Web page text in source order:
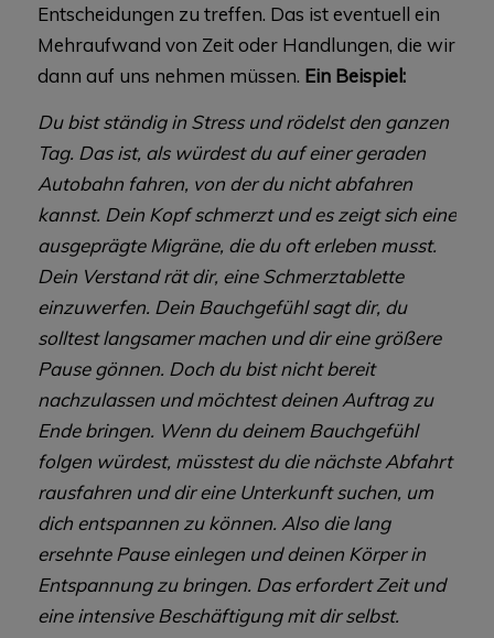
Entscheidungen zu treffen. Das ist eventuell ein
Mehraufwand von Zeit oder Handlungen, die wir
dann auf uns nehmen müssen. Ein Beispiel:
Du bist ständig in Stress und rödelst den ganzen
Tag. Das ist, als würdest du auf einer geraden
Autobahn fahren, von der du nicht abfahren
kannst. Dein Kopf schmerzt und es zeigt sich eine
ausgeprägte Migräne, die du oft erleben musst.
Dein Verstand rät dir, eine Schmerztablette
einzuwerfen. Dein Bauchgefühl sagt dir, du
solltest langsamer machen und dir eine größere
Pause gönnen. Doch du bist nicht bereit
nachzulassen und möchtest deinen Auftrag zu
Ende bringen. Wenn du deinem Bauchgefühl
folgen würdest, müsstest du die nächste Abfahrt
rausfahren und dir eine Unterkunft suchen, um
dich entspannen zu können. Also die lang
ersehnte Pause einlegen und deinen Körper in
Entspannung zu bringen. Das erfordert Zeit und
eine intensive Beschäftigung mit dir selbst.